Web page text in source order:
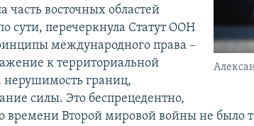
часть восточных областей
сути, перечеркнула Статут ООН
международного права –
к территориальной
нерушимость границ,
силы. Это беспрецедентно,
времени Второй мировой войны не было